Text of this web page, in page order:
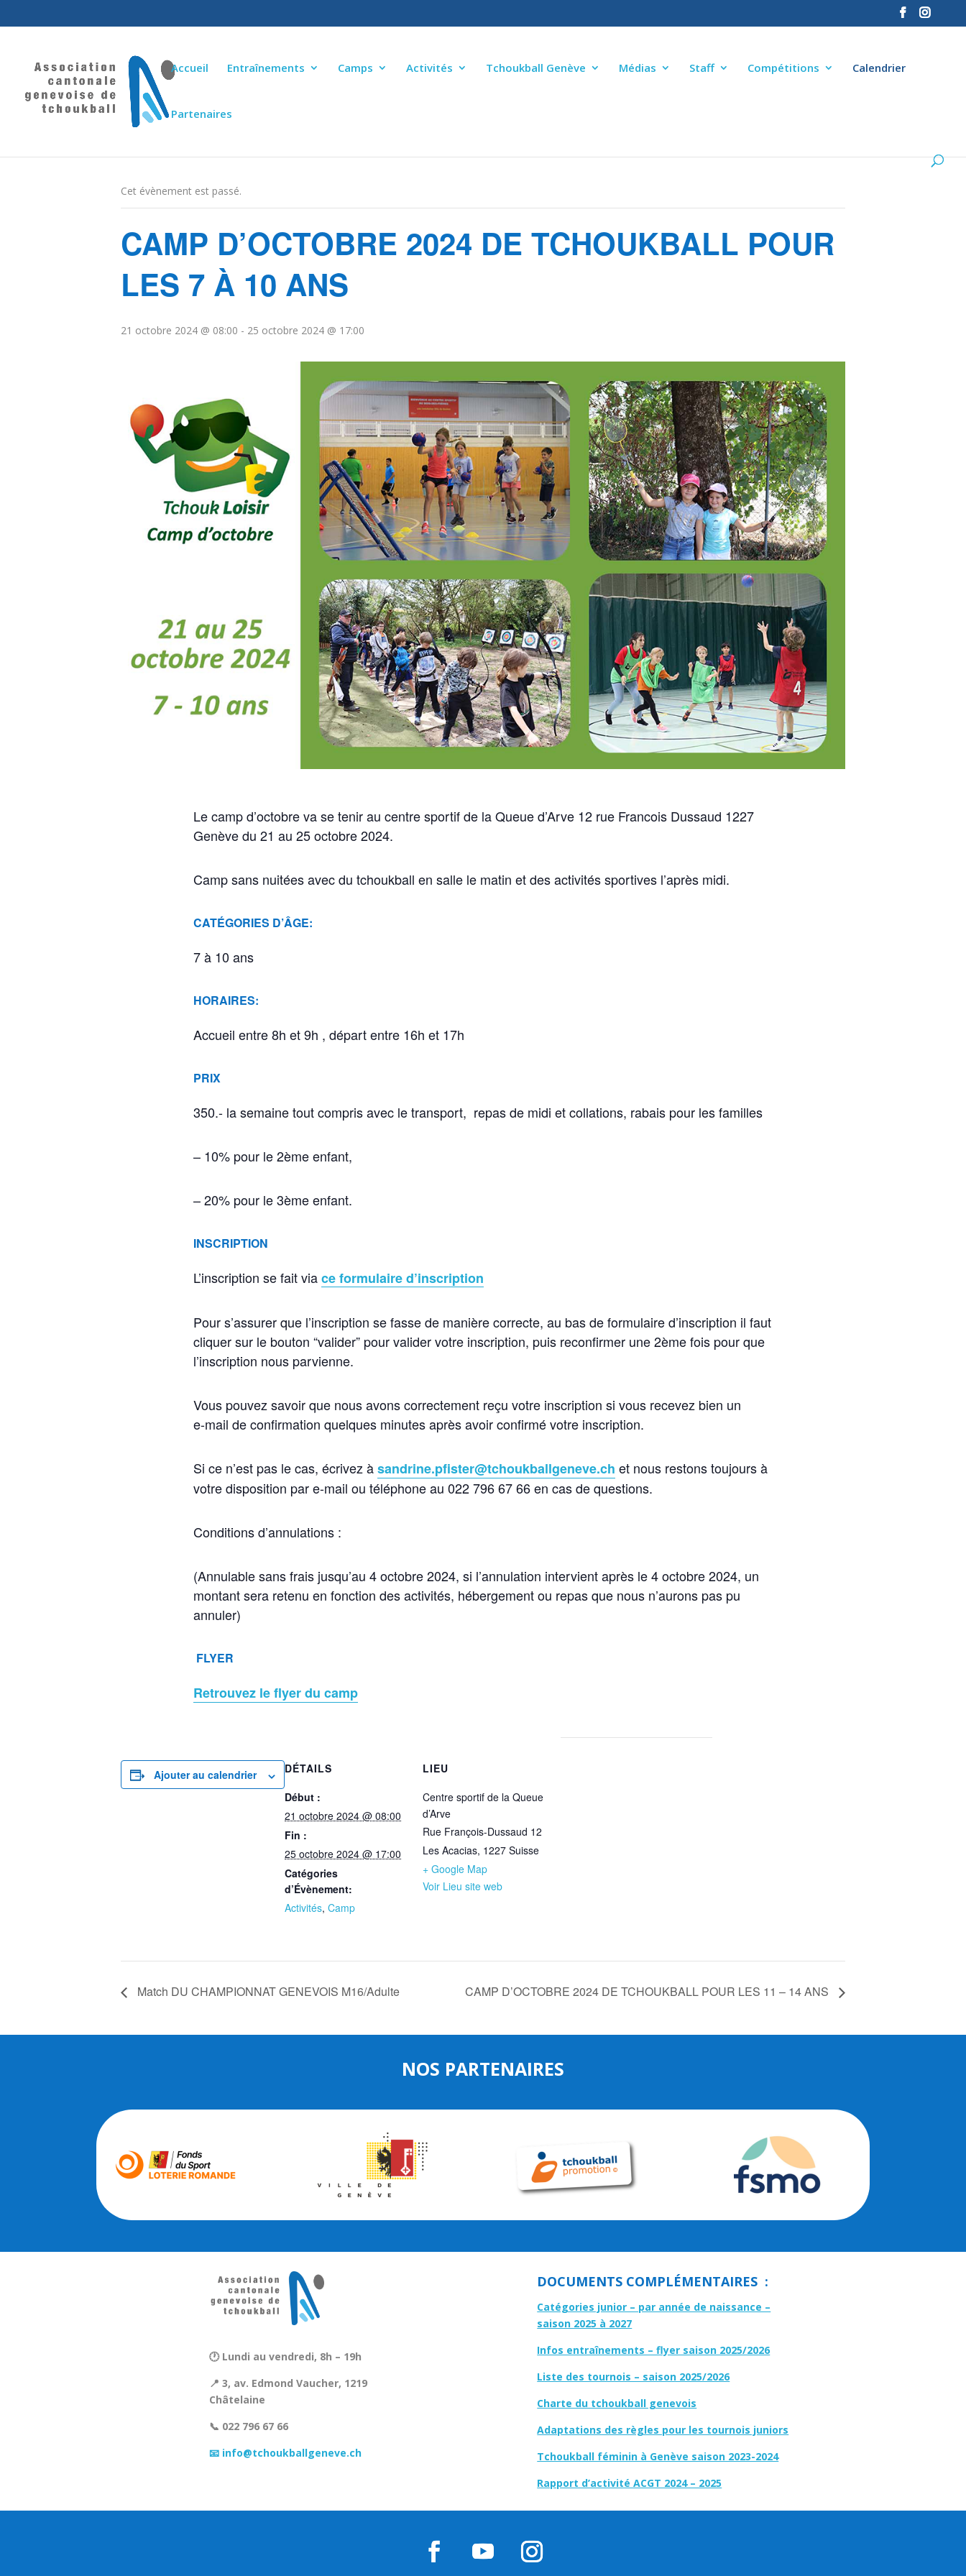
Accueil Entraînements Camps Activités Tchoukball Genève Médias Staff Compétitions Calendrier
Partenaires
Cet évènement est passé.
CAMP D’OCTOBRE 2024 DE TCHOUKBALL POUR
LES 7 À 10 ANS
21 octobre 2024 @ 08:00 - 25 octobre 2024 @ 17:00
Le camp d’octobre va se tenir au centre sportif de la Queue d’Arve 12 rue Francois Dussaud 1227
Genève du 21 au 25 octobre 2024.
Camp sans nuitées avec du tchoukball en salle le matin et des activités sportives l’après midi.
CATÉGORIES D’ÂGE:
7 à 10 ans
HORAIRES:
Accueil entre 8h et 9h , départ entre 16h et 17h
PRIX
350.- la semaine tout compris avec le transport, repas de midi et collations, rabais pour les familles
– 10% pour le 2ème enfant,
– 20% pour le 3ème enfant.
INSCRIPTION
L’inscription se fait viace formulaire d’inscription
Pour s’assurer que l’inscription se fasse de manière correcte, au bas de formulaire d’inscription il faut
cliquer sur le bouton “valider” pour valider votre inscription, puis reconfirmer une 2ème fois pour que
l’inscription nous parvienne.
Vous pouvez savoir que nous avons correctement reçu votre inscription si vous recevez bien un
e-mail de confirmation quelques minutes après avoir confirmé votre inscription.
Si ce n’est pas le cas, écrivez àsandrine.pfister@tchoukballgeneve.ch et nous restons toujours à
votre disposition par e-mail ou téléphone au 022 796 67 66 en cas de questions.
Conditions d’annulations :
(Annulable sans frais jusqu’au 4 octobre 2024, si l’annulation intervient après le 4 octobre 2024, un
montant sera retenu en fonction des activités, hébergement ou repas que nous n’aurons pas pu
annuler)
FLYER
Retrouvez le flyer du camp
Ajouter au calendrier
DÉTAILS
Début :
21 octobre 2024 @ 08:00
Fin :
25 octobre 2024 @ 17:00
Catégories
d’Évènement:
Activités, Camp
LIEU
Centre sportif de la Queue
d’Arve
Rue François-Dussaud 12
Les Acacias, 1227 Suisse
+ Google Map
Voir Lieu site web
Match DU CHAMPIONNAT GENEVOIS M16/Adulte CAMP D’OCTOBRE 2024 DE TCHOUKBALL POUR LES 11 – 14 ANS
NOS PARTENAIRES
🕐 Lundi au vendredi, 8h – 19h
📍 3, av. Edmond Vaucher, 1219
Châtelaine
📞 022 796 67 66
📧 info@tchoukballgeneve.ch
DOCUMENTS COMPLÉMENTAIRES :
Catégories junior – par année de naissance –
saison 2025 à 2027
Infos entraînements – flyer saison 2025/2026
Liste des tournois – saison 2025/2026
Charte du tchoukball genevois
Adaptations des règles pour les tournois juniors
Tchoukball féminin à Genève saison 2023-2024
Rapport d’activité ACGT 2024 – 2025